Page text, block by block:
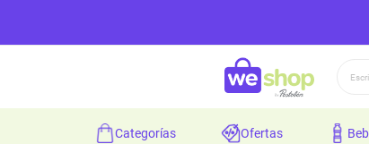
categorías ofertas